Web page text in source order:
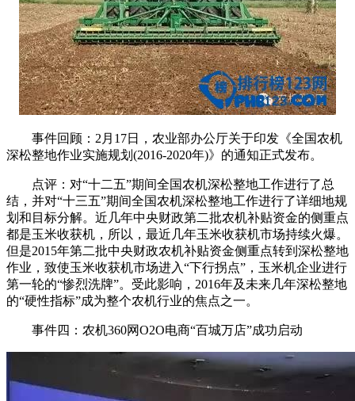
事件回顾：2月17日，农业部办公厅关于印发《全国农机
深松整地作业实施规划(2016-2020年)》的通知正式发布。
点评：对“十二五”期间全国农机深松整地工作进行了总
结，并对“十三五”期间全国农机深松整地工作进行了详细地规
划和目标分解。近几年中央财政第二批农机补贴资金的侧重点
都是玉米收获机，所以，最近几年玉米收获机市场持续火爆。
但是2015年第二批中央财政农机补贴资金侧重点转到深松整地
作业，致使玉米收获机市场进入“下行拐点”，玉米机企业进行
第一轮的“惨烈洗牌”。受此影响，2016年及未来几年深松整地
的“硬性指标”成为整个农机行业的焦点之一。
事件四：农机360网O2O电商“百城万店”成功启动